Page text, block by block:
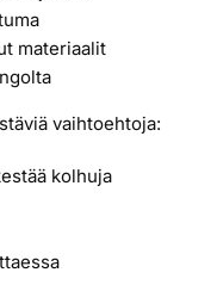
materiaalit
vaihtoehtoja:
kolhuja